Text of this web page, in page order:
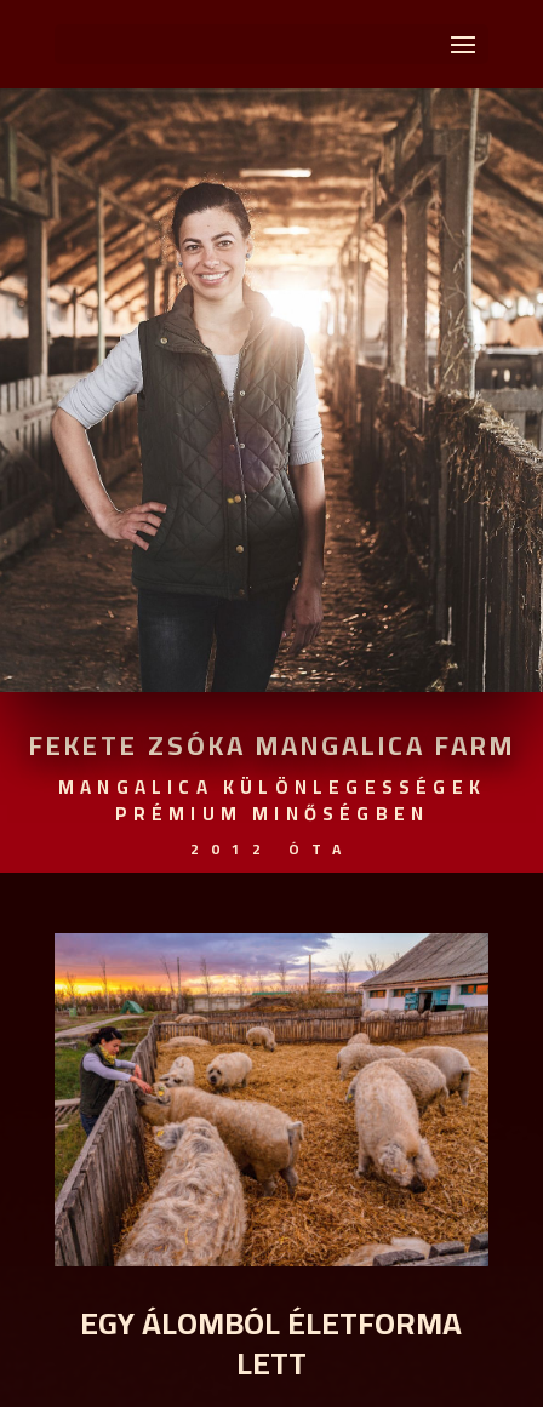
FEKETE ZSÓKA MANGALICA FARM
MANGALICA KÜLÖNLEGESSÉGEK
PRÉMIUM MINŐSÉGBEN
2012 ÓTA
EGY ÁLOMBÓL ÉLETFORMA
LETT